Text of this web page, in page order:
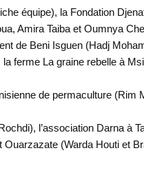
équipe), la Fondation
Amira Taiba et Oumnya
de Beni Isguen (Hadj
ferme La graine rebelle à
de permaculture (Rim
l’association Darna à
(Warda Houti et